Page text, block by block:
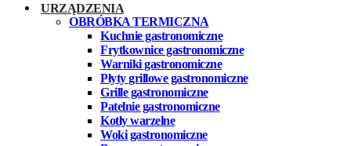
URZĄDZENIA
OBRÓBKA TERMICZNA
Kuchnie gastronomiczne
Frytkownice gastronomiczne
Warniki gastronomiczne
Płyty grillowe gastronomiczne
Grille gastronomiczne
Patelnie gastronomiczne
Kotły warzelne
Woki gastronomiczne